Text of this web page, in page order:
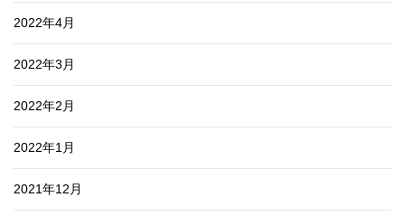
2022年4月
2022年3月
2022年2月
2022年1月
2021年12月